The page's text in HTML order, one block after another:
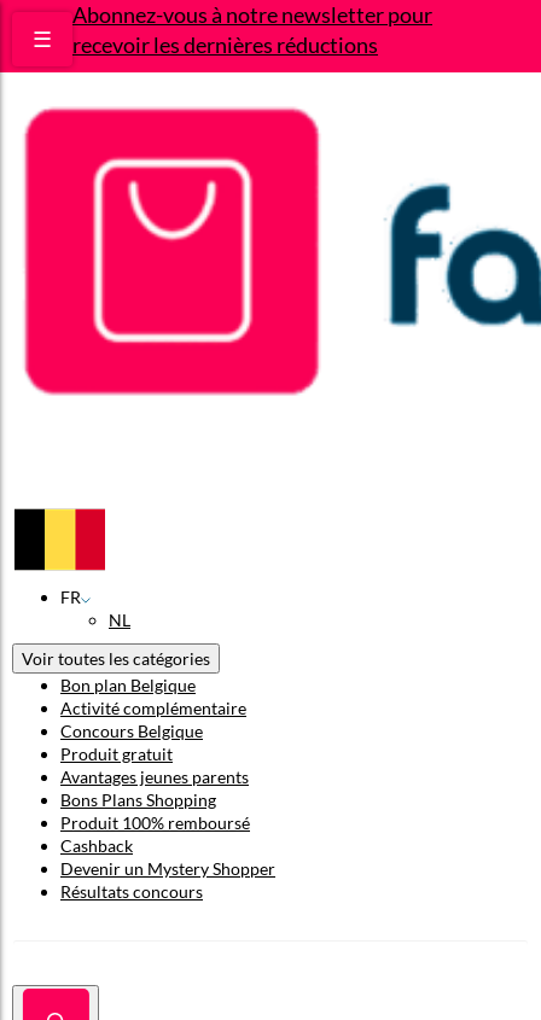
Abonnez-vous à notre newsletter pour
recevoir les dernières réductions
☰
FR
NL
Voir toutes les catégories
Bon plan Belgique
Activité complémentaire
Concours Belgique
Produit gratuit
Avantages jeunes parents
Bons Plans Shopping
Produit 100% remboursé
Cashback
Devenir un Mystery Shopper
Résultats concours